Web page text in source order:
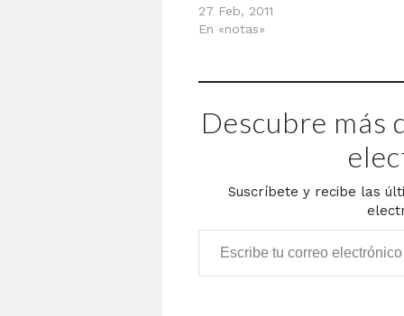
27 Feb, 2011
En «notas»
Descubre más
Suscríbete y recibe las
Escribe tu correo electrónico…